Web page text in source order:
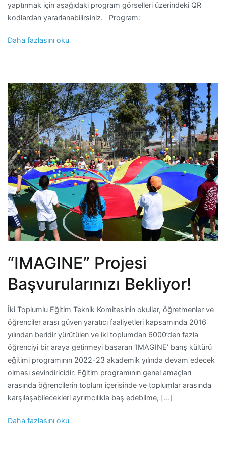
yaptırmak için aşağıdaki program görselleri üzerindeki QR
kodlardan yararlanabilirsiniz. Program:
Daha fazlasını oku
“IMAGINE” Projesi
Başvurularınızı Bekliyor!
İki Toplumlu Eğitim Teknik Komitesinin okullar, öğretmenler ve
öğrenciler arası güven yaratıcı faaliyetleri kapsamında 2016
yılından beridir yürütülen ve iki toplumdan 6000’den fazla
öğrenciyi bir araya getirmeyi başaran ‘IMAGINE’ barış kültürü
eğitimi programının 2022-23 akademik yılında devam edecek
olması sevindiricidir. Eğitim programının genel amaçları
arasında öğrencilerin toplum içerisinde ve toplumlar arasında
karşılaşabilecekleri ayrımcılıkla baş edebilme, […]
Daha fazlasını oku